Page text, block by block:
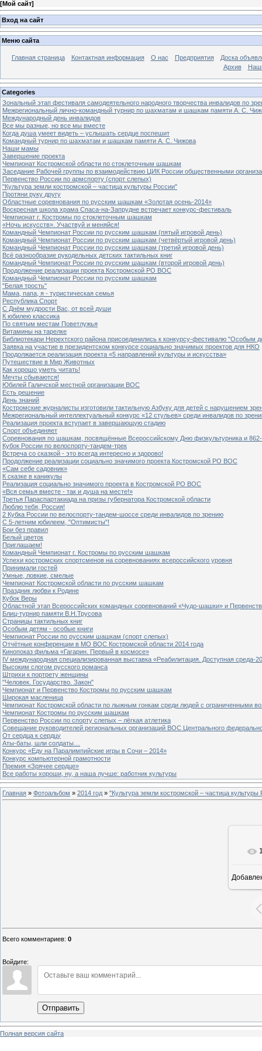
[Мой сайт]
Вход на сайт
Меню сайта
Главная страница Контактная информация О нас Предприятия
Доска
Архив
Categories
Зональный этап фестиваля самодеятельного народного творчества инвалидов по
Межрегиональный лично-командный турнир по шахматам и шашкам памяти А. С.
Международный день инвалидов
Все мы разные, но все мы вместе
Когда душа умеет видеть – услышать сердце поспешит
Командный турнир по шахматам и шашкам памяти А. С. Чижова
Наши мамы
Завершение проекта
Чемпионат Костромской области по стоклеточным шашкам
Заседание Рабочей группы по взаимодействию ЦИК России общественными
Первенство России по армспорту (спорт слепых)
"Культура земли костромской – частица культуры России"
Протяни руку другу
Областные соревнования по русским шашкам «Золотая осень-2014»
Воскресная школа храма Спаса-на-Запрудне встречает конкурс-фестиваль
Чемпионат г. Костромы по стоклеточным шашкам
«Ночь искусств». Участвуй и меняйся!
Командный Чемпионат России по русским шашкам (пятый игровой день)
Командный Чемпионат России по русским шашкам (четвёртый игровой день)
Командный Чемпионат России по русским шашкам (третий игровой день)
Всё разнообразие рукодельных детских тактильных книг
Командный Чемпионат России по русским шашкам (второй игровой день)
Продолжение реализации проекта Костромской РО ВОС
Командный Чемпионат России по русским шашкам
"Белая трость"
Мама, папа, я - туристическая семья
Республика Спорт
С Днём мудрости Вас, от всей души
К юбилею классика
По святым местам Поветлужья
Витамины на тарелке
Библиотекари Нерехтского района присоединились к конкурсу-фестивалю "Особым
Заявка на участие в президентском конкурсе социально значимых проектов для НКО
Продолжается реализация проекта «5 направлений культуры и искусства»
Путешествие в Мир Животных
Как хорошо уметь читать!
Мечты сбываются!
Юбилей Галичской местной организации ВОС
Есть решение
День знаний
Костромские журналисты изготовили тактильную Азбуку для детей с нарушением
Межрегиональный интеллектуальный конкурс «12 стульев» среди инвалидов по
Реализация проекта вступает в завершающую стадию
Спорт объединяет
Соревнования по шашкам, посвящённые Всероссийскому Дню физкультурника и
Кубок России по велоспорту-тандем-трек
Встреча со сказкой - это всегда интересно и здорово!
Продолжение реализации социально значимого проекта Костромской РО ВОС
«Сам себе садовник»
К сказке в каникулы
Реализация социально значимого проекта в Костромской РО ВОС
«Вся семья вместе - так и душа на месте!»
Третья Параспартакиада на призы губернатора Костромской области
Люблю тебя, Россия!
2 Кубка России по велоспорту-тандем-шоссе среди инвалидов по зрению
С 5-летним юбилеем, "Оптимисты"!
Бои без правил
Белый цветок
Приглашаем!
Командный Чемпионат г. Костромы по русским шашкам
Успехи костромских спортсменов на соревнованиях всероссийского уровня
Принимали гостей
Умные, ловкие, смелые
Чемпионат Костромской области по русским шашкам
Праздник любви к Родине
Кубок Веры
Областной этап Всероссийских командных соревнований «Чудо-шашки» и
Блиц-турнир памяти В.Н.Трусова
Страницы тактильных книг
Особым детям - особые книги
Чемпионат России по русским шашкам (спорт слепых)
Отчётные конференции в МО ВОС Костромской области 2014 года
Кинопоказ фильма «Гагарин. Первый в космосе»
IV международная специализированная выставка «Реабилитация. Доступная среда-
Высоким слогом русского романса
Штрихи к портрету женщины
"Человек. Государство. Закон"
Чемпионат и Первенство Костромы по русским шашкам
Широкая масленица
Чемпионат Костромской области по лыжным гонкам среди людей с ограниченными
Чемпионат Костромы по русским шашкам
Первенство России по спорту слепых – лёгкая атлетика
Совещание руководителей региональных организаций ВОС Центрального
От сердца к сердцу
Аты-баты, шли солдаты…
Конкурс «Еду на Паралимпийские игры в Сочи – 2014»
Конкурс компьютерной грамотности
Премия «Зрячее сердце»
Все работы хороши, ну, а наша лучше: работник культуры
Главная » Фотоальбом » 2014 год » "Культура земли костромской – частица культуры
Всего комментариев: 0
Войдите:
Отправить
Полная версия сайта